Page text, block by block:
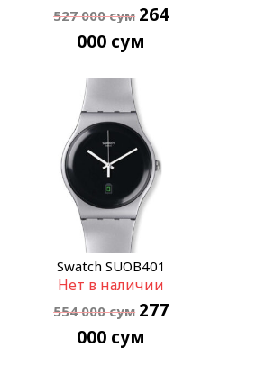
527 000сум 264
000 сум
Swatch SUOB401
Нет в наличии
554 000сум 277
000 сум